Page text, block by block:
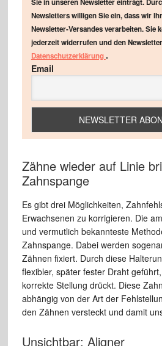
Newsletters willigen Sie ein, dass wir
Newsletter-Versandes verarbeiten. Sie
jederzeit widerrufen und den
Datenschutzerklärung.
Email
Zähne wieder auf Linie
Zahnspange
Es gibt drei Möglichkeiten,
Erwachsenen zu korrigieren. Die
und vermutlich bekannteste
Zahnspange. Dabei werden
Zähnen fixiert. Durch diese
flexibler, später fester Draht
korrekte Stellung drückt. Diese
abhängig von der Art der
den Zähnen versteckt und damit
Unsichtbar: Aligner